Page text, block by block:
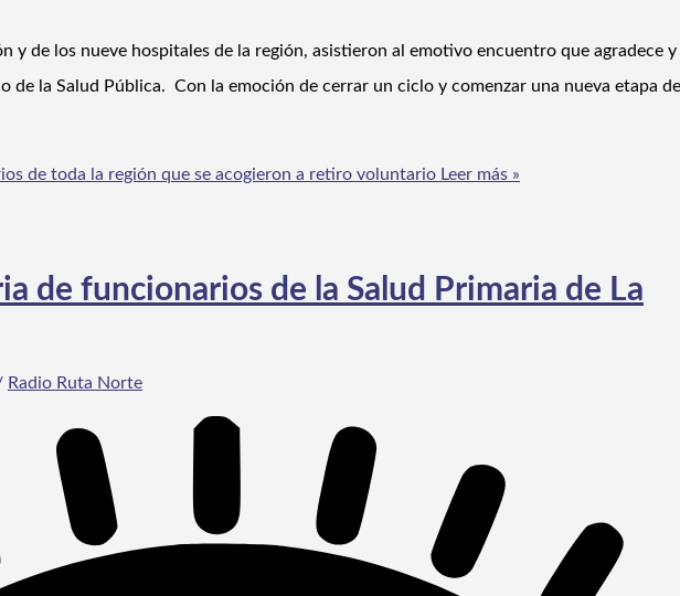
y de los nueve hospitales de la región, asistieron al emotivo encuentro que agradece y
de la Salud Pública. Con la emoción de cerrar un ciclo y comenzar una nueva etapa
de toda la región que se acogieron a retiro voluntario Leer más »
de funcionarios de la Salud Primaria de La
Radio Ruta Norte